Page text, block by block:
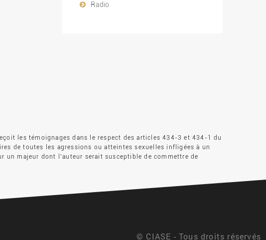
Radio
les témoignages dans le respect des articles 434-3 et 434-1 du
de toutes les agressions ou atteintes sexuelles infligées à un
majeur dont l’auteur serait susceptible de commettre de
© CIASE - Tous droits réservés